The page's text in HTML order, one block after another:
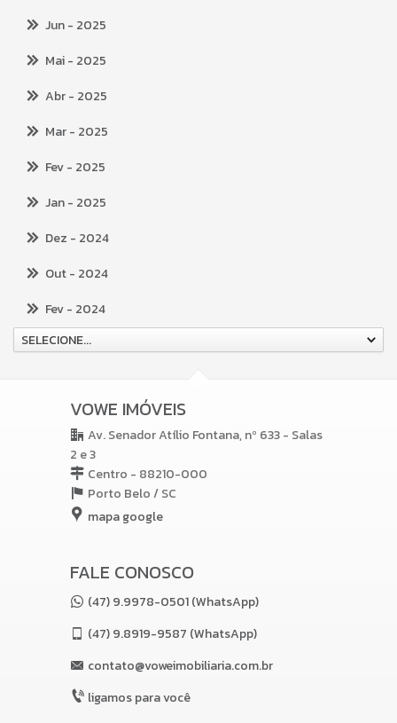
Jun- 2025
Mai- 2025
Abr- 2025
Mar- 2025
Fev- 2025
Jan- 2025
Dez - 2024
Out- 2024
Fev- 2024
SELECIONE...
VOWE IMÓVEIS
Av. Senador Atílio Fontana, nº 633 - Salas
2 e 3
Centro - 88210-000
Porto Belo /SC
mapa google
FALE CONOSCO
(47) 9.9978-0501 (WhatsApp)
(47)9.8919-9587 (WhatsApp)
contato@voweimobiliaria.com.br
ligamos para você